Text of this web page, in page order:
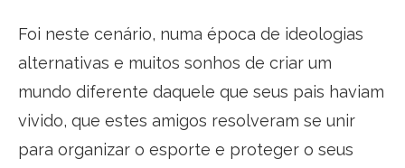
Foi neste cenário, numa época de ideologias
alternativas e muitos sonhos de criar um
mundo diferente daquele que seus pais haviam
vivido, que estes amigos resolveram se unir
para organizar o esporte e proteger o seus